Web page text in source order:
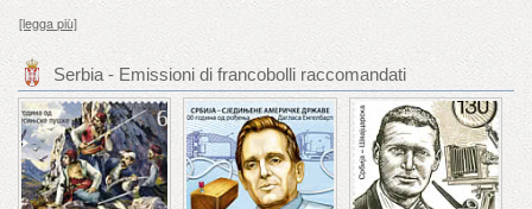
[legga più]
Serbia - Emissioni di francobolli raccomandati